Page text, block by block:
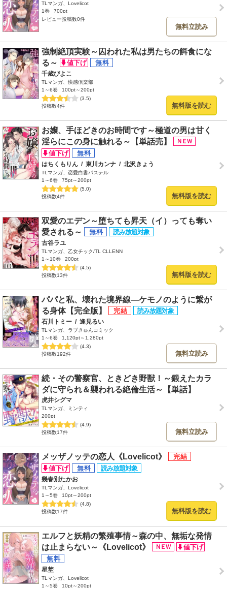
TLマンガ、Lovelicot
1巻
700pt
レビュー投稿数0件
無料立読み
強制絶頂実験～囚われた私は男たちの餌食にな
る～
千歳ぴよこ
TLマンガ、快感倶楽部
1～6巻
100pt～200pt
(3.5)
投稿数4件
無料版を読む
お嬢、手ほどきのお時間です～極道の男は甘く
淫らにこの身に触れる～【単話売】
はちくもりん / 東川カンナ / 北沢きょう
TLマンガ、恋愛白書パステル
1～6巻
75pt～200pt
(5.0)
投稿数4件
無料版を読む
双愛のエデン～堕ちても昇天（イ）っても奪い
愛される～
古谷ラユ
TLマンガ、乙女チック/TL CLLENN
1～10巻
200pt
(4.5)
投稿数13件
無料版を読む
パパと私、壊れた境界線―ケモノのように繋が
る身体【完全版】
石川トミー / 逢見るい
TLマンガ、ラブきゅんコミック
1～6巻
1,120pt～1,280pt
(4.3)
投稿数192件
無料立読み
続・その警察官、ときどき野獣！～鍛えたカラ
ダに守られ＆襲われる絶倫生活～【単話】
虎井シグマ
TLマンガ、ミンティ
200pt
(4.9)
投稿数17件
無料立読み
メッザノッテの恋人《Lovelicot》
幾春別たかお
TLマンガ、Lovelicot
1～5巻
10pt～200pt
(4.8)
投稿数17件
無料版を読む
エルフと妖精の繁殖事情～森の中、無垢な発情
は止まらない～《Lovelicot》
星埜
TLマンガ、Lovelicot
1～5巻
10pt～200pt